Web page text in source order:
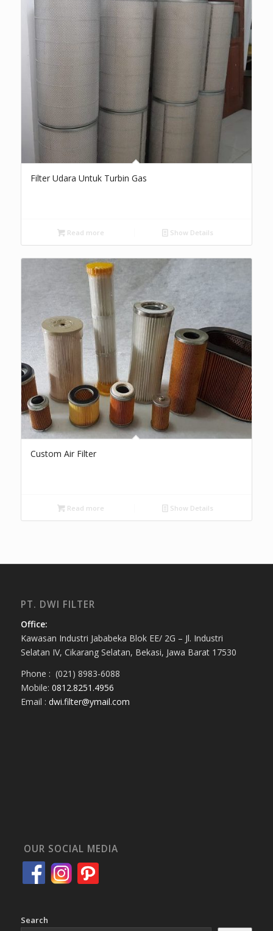
Filter Udara Untuk Turbin Gas
Read more Show Details
Custom Air Filter
Read more Show Details
PT. DWI FILTER
Office:
Kawasan Industri Jababeka Blok EE/ 2G – Jl. Industri
Selatan IV, Cikarang Selatan, Bekasi, Jawa Barat 17530
Phone : (021) 8983-6088
Mobile: 0812.8251.4956
Email : dwi.filter@ymail.com
OUR SOCIAL MEDIA
Search